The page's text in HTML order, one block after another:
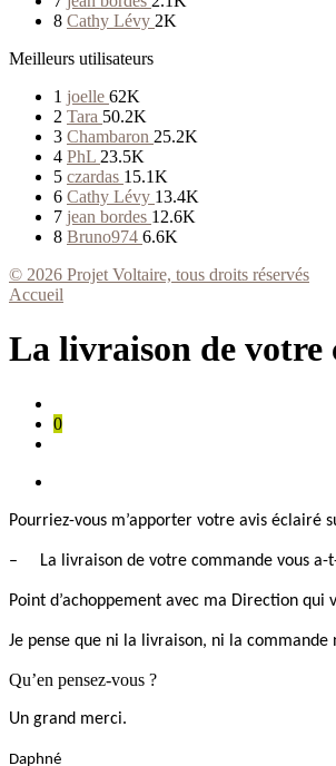
8 Cathy Lévy 2K
Meilleurs utilisateurs
1 joelle 62K
2 Tara 50.2K
3 Chambaron 25.2K
4 PhL 23.5K
5 czardas 15.1K
6 Cathy Lévy 13.4K
7 jean bordes 12.6K
8 Bruno974 6.6K
© 2026 Projet Voltaire, tous droits réservés
Accueil
La livraison de votre
0
Pourriez-vous m’apporter votre avis éclairé
– La livraison de votre commande vous
Point d’achoppement avec ma Direction qui
Je pense que ni la livraison, ni la commande
Qu’en pensez-vous ?
Un grand merci.
Daphné